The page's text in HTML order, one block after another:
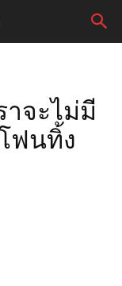
าจะไม่มี
ฟนทิ้ง